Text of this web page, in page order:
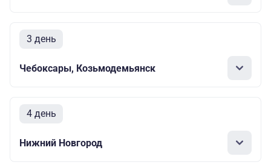
3 день
Чебоксары, Козьмодемьянск
4 день
Нижний Новгород